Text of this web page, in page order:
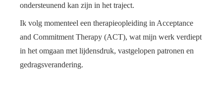
ondersteunend kan zijn in het traject.
Ik volg momenteel een therapieopleiding in Acceptance
and Commitment Therapy (ACT), wat mijn werk verdiept
in het omgaan met lijdensdruk, vastgelopen patronen en
gedragsverandering.